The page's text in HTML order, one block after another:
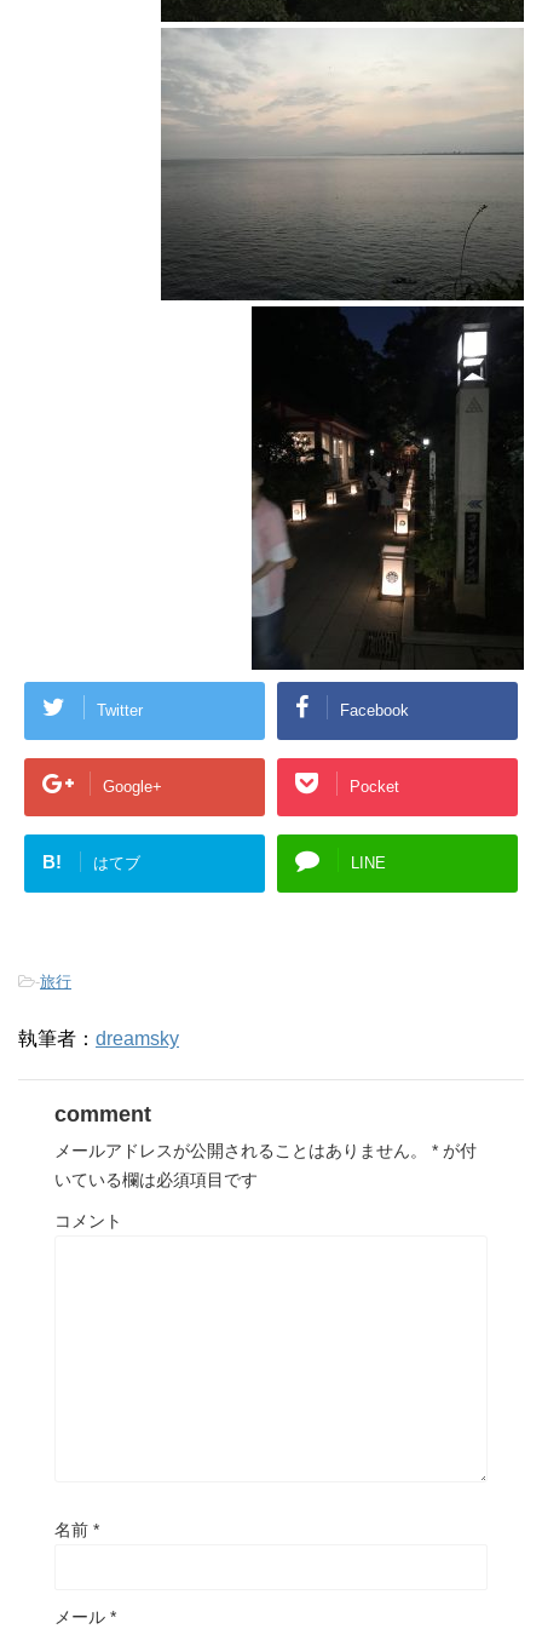
Twitter Facebook
Google+ Pocket
B! はてブ LINE
-旅行
執筆者： dreamsky
comment
メールアドレスが公開されることはありません。 * が付
いている欄は必須項目です
コメント
名前 *
メール *